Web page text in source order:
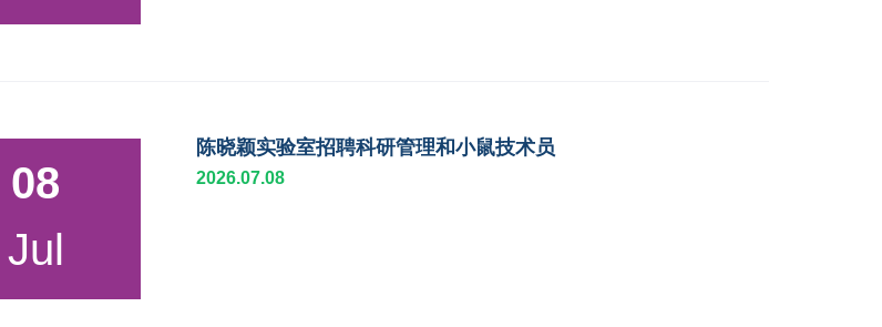
08
Jul
陈晓颖实验室招聘科研管理和小鼠技术员
2026.07.08